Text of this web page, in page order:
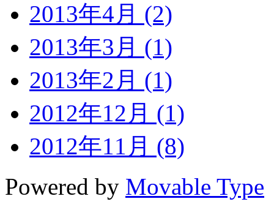
2013年4月 (2)
2013年3月 (1)
2013年2月 (1)
2012年12月 (1)
2012年11月 (8)
Powered by Movable Type